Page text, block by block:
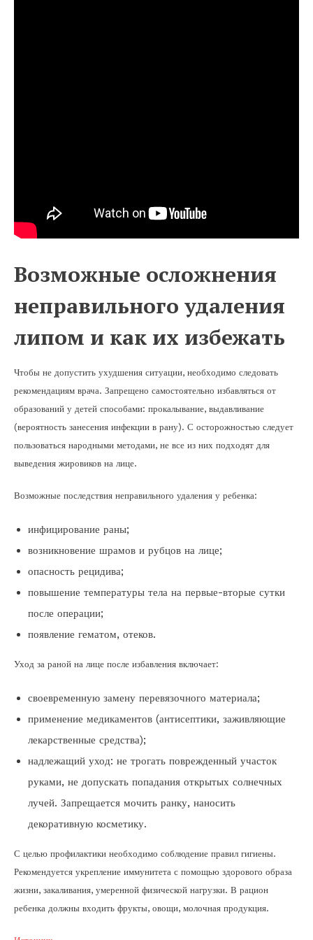
Возможные осложнения
неправильного удаления
липом и как их избежать
Чтобы не допустить ухудшения ситуации, необходимо следовать
рекомендациям врача. Запрещено самостоятельно избавляться от
образований у детей способами: прокалывание, выдавливание
(вероятность занесения инфекции в рану). С осторожностью следует
пользоваться народными методами, не все из них подходят для
выведения жировиков на лице.
Возможные последствия неправильного удаления у ребенка:
инфицирование раны;
возникновение шрамов и рубцов на лице;
опасность рецидива;
повышение температуры тела на первые-вторые сутки
после операции;
появление гематом, отеков.
Уход за раной на лице после избавления включает:
своевременную замену перевязочного материала;
применение медикаментов (антисептики, заживляющие
лекарственные средства);
надлежащий уход: не трогать поврежденный участок
руками, не допускать попадания открытых солнечных
лучей. Запрещается мочить ранку, наносить
декоративную косметику.
С целью профилактики необходимо соблюдение правил гигиены.
Рекомендуется укрепление иммунитета с помощью здорового образа
жизни, закаливания, умеренной физической нагрузки. В рацион
ребенка должны входить фрукты, овощи, молочная продукция.